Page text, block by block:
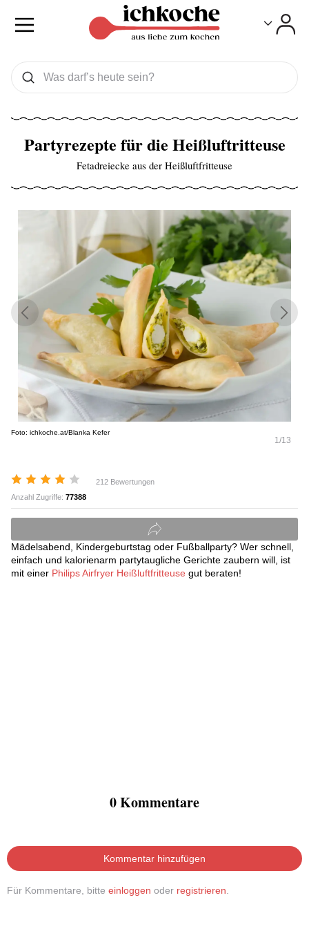
Was wollen Sie suchen
Suchen
Partyrezepte für die Heißluftritteuse
Fetadreiecke aus der Heißluftfritteuse
Foto: ichkoche.at/Blanka Kefer
1/13
212 Bewertungen
Anzahl Zugriffe: 77388
Mädelsabend, Kindergeburtstag oder Fußballparty? Wer schnell,
einfach und kalorienarm partytaugliche Gerichte zaubern will, ist
mit einer Philips Airfryer Heißluftfritteuse gut beraten!
0 Kommentare
Kommentar hinzufügen
Für Kommentare, bitte einloggen oder registrieren